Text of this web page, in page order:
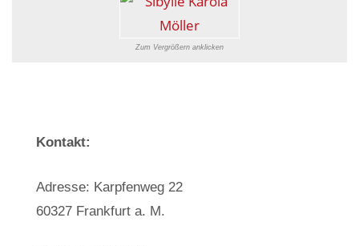
Zum Vergrößern anklicken
Kontakt:
Adresse: Karpfenweg 22
60327 Frankfurt a. M.